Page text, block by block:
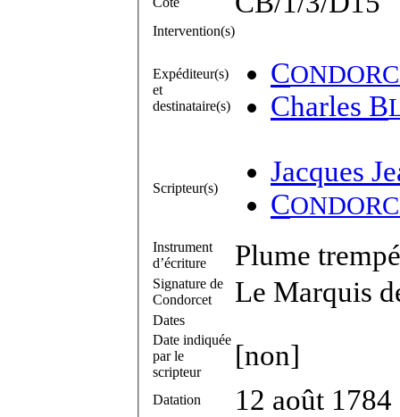
Intervention(s)
Expéditeur(s)
et
destinataire(s)
C
Charles B
Scripteur(s)
Jacques
C
Instrument
d’écriture
Plume
Signature de
Condorcet
Le Marquis
Dates
Date indiquée
par le
scripteur
[non]
Datation 12 août 1784